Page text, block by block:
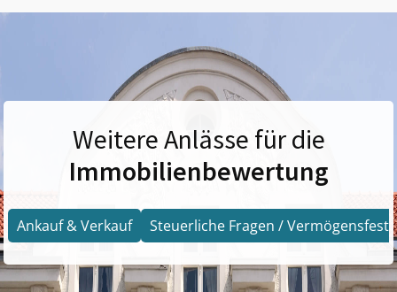
Weitere Anlässe für die
Immobilienbewertung
Ankauf & Verkauf Steuerliche Fragen /